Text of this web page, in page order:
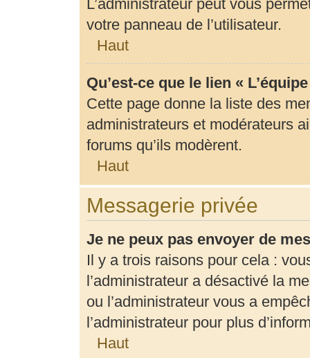
L’administrateur peut vous
votre panneau de l’utilisateur.
Haut
Qu’est-ce que le lien «
Cette page donne la liste des
administrateurs et modérateurs
forums qu’ils modèrent.
Haut
Messagerie privée
Je ne peux pas envoyer de
Il y a trois raisons pour cela :
l’administrateur a désactivé la
ou l’administrateur vous a
l’administrateur pour plus
Haut